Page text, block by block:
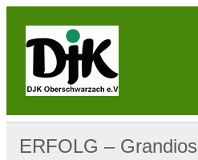
Skip
BEWEGEN! … Sport &
ERFOLG –